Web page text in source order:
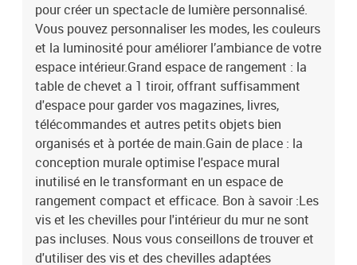
pour créer un spectacle de lumière personnalisé.
Vous pouvez personnaliser les modes, les couleurs
et la luminosité pour améliorer l’ambiance de votre
espace intérieur.Grand espace de rangement : la
table de chevet a 1 tiroir, offrant suffisamment
d'espace pour garder vos magazines, livres,
télécommandes et autres petits objets bien
organisés et à portée de main.Gain de place : la
conception murale optimise l'espace mural
inutilisé en le transformant en un espace de
rangement compact et efficace. Bon à savoir :Les
vis et les chevilles pour l'intérieur du mur ne sont
pas incluses. Nous vous conseillons de trouver et
d'utiliser des vis et des chevilles adaptées